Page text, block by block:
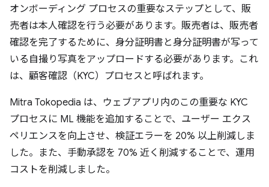
オンボーディング プロセスの重要なステップとして、販
売者は本人確認を行う必要があります。販売者は、販売者
確認を完了するために、身分証明書と身分証明書が写って
いる自撮り写真をアップロードする必要があります。これ
は、顧客確認（KYC）プロセスと呼ばれます。
Mitra Tokopedia は、ウェブアプリ内のこの重要な KYC
プロセスに ML 機能を追加することで、ユーザー エクス
ペリエンスを向上させ、検証エラーを 20% 以上削減しま
した。また、手動承認を 70% 近く削減することで、運用
コストを削減しました。